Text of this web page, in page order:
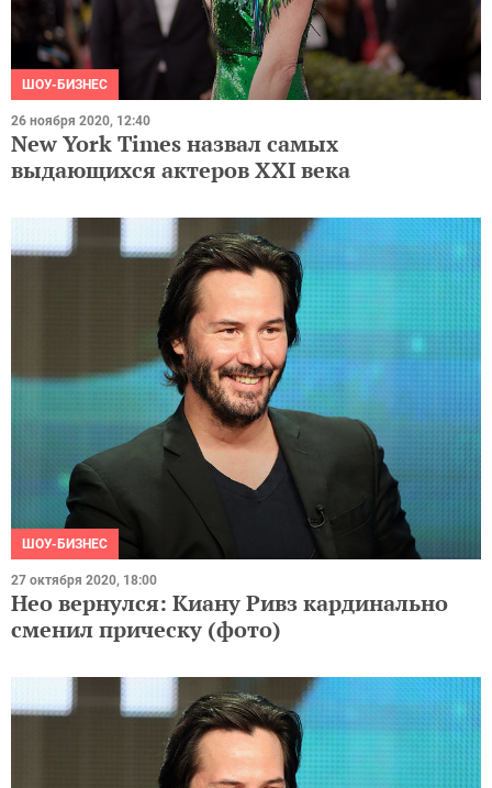
ШОУ-БИЗНЕС
26 ноября 2020, 12:40
New York Times назвал самых
выдающихся актеров XXI века
ШОУ-БИЗНЕС
27 октября 2020, 18:00
Нео вернулся: Киану Ривз кардинально
сменил прическу (фото)